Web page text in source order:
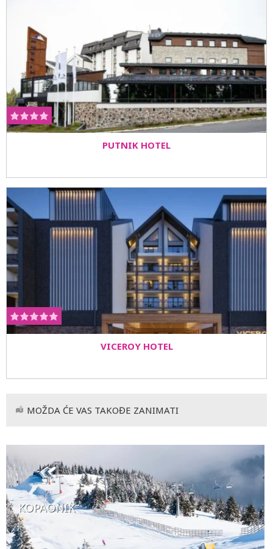
PUTNIK HOTEL
VICEROY HOTEL
MOŽDA ĆE VAS TAKOĐE ZANIMATI
KOPAONIK